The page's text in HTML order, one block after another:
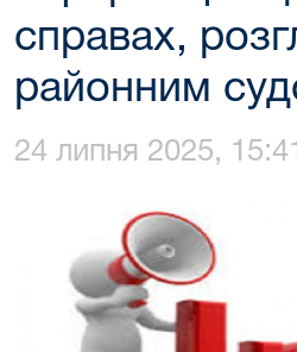
справах,
районним
24 липня 2025, 15:41